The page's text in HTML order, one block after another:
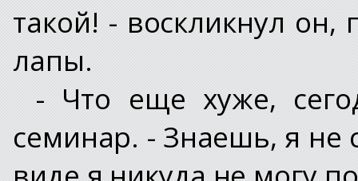
такой! - воскликнул
лапы.
- Что еще хуже,
семинар. - Знаешь, я не